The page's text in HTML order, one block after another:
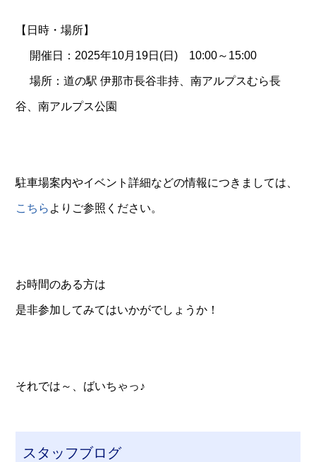
【日時・場所】
開催日：2025年10月19日(日) 10:00～15:00
場所：道の駅 伊那市長谷非持、南アルプスむら長
谷、南アルプス公園
駐車場案内やイベント詳細などの情報につきましては、
こちら よりご参照ください。
お時間のある方は
是非参加してみてはいかがでしょうか！
それでは～、ばいちゃっ♪
スタッフブログ